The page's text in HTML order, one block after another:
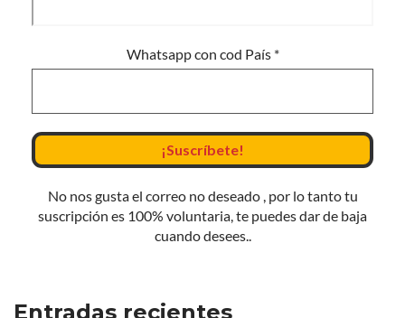
Whatsapp con cod País *
No nos gusta el correo no deseado , por lo tanto tu
suscripción es 100% voluntaria, te puedes dar de baja
cuando desees..
Entradas recientes